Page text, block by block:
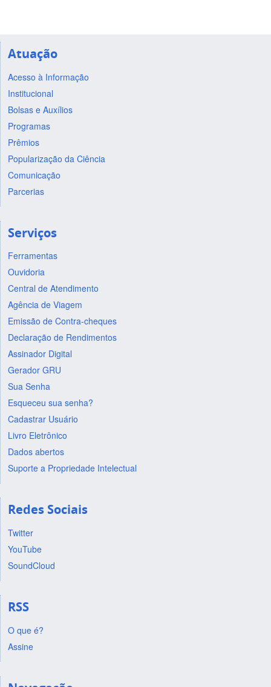
Atuação
Acesso à Informação
Institucional
Bolsas e Auxílios
Programas
Prêmios
Popularização da Ciência
Comunicação
Parcerias
Serviços
Ferramentas
Ouvidoria
Central de Atendimento
Agência de Viagem
Emissão de Contra-cheques
Declaração de Rendimentos
Assinador Digital
Gerador GRU
Sua Senha
Esqueceu sua senha?
Cadastrar Usuário
Livro Eletrônico
Dados abertos
Suporte a Propriedade Intelectual
Redes Sociais
Twitter
YouTube
SoundCloud
RSS
O que é?
Assine